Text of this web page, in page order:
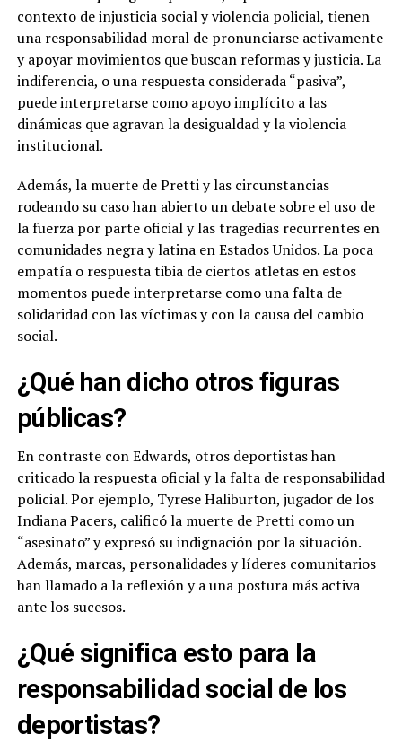
contexto de injusticia social y violencia policial, tienen
una responsabilidad moral de pronunciarse activamente
y apoyar movimientos que buscan reformas y justicia. La
indiferencia, o una respuesta considerada “pasiva”,
puede interpretarse como apoyo implícito a las
dinámicas que agravan la desigualdad y la violencia
institucional.
Además, la muerte de Pretti y las circunstancias
rodeando su caso han abierto un debate sobre el uso de
la fuerza por parte oficial y las tragedias recurrentes en
comunidades negra y latina en Estados Unidos. La poca
empatía o respuesta tibia de ciertos atletas en estos
momentos puede interpretarse como una falta de
solidaridad con las víctimas y con la causa del cambio
social.
¿Qué han dicho otros figuras
públicas?
En contraste con Edwards, otros deportistas han
criticado la respuesta oficial y la falta de responsabilidad
policial. Por ejemplo, Tyrese Haliburton, jugador de los
Indiana Pacers, calificó la muerte de Pretti como un
“asesinato” y expresó su indignación por la situación.
Además, marcas, personalidades y líderes comunitarios
han llamado a la reflexión y a una postura más activa
ante los sucesos.
¿Qué significa esto para la
responsabilidad social de los
deportistas?